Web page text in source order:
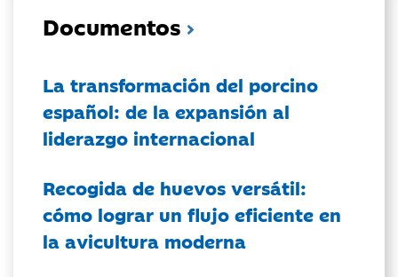
Documentos
La transformación del porcino
español: de la expansión al
liderazgo internacional
Recogida de huevos versátil:
cómo lograr un flujo eficiente en
la avicultura moderna